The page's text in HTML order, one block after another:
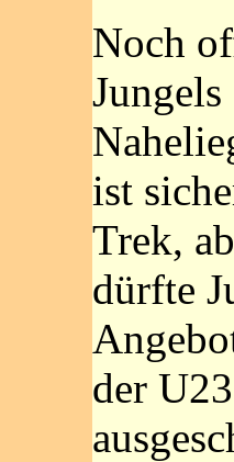
Noch
ist
Trek,
dürfte
der